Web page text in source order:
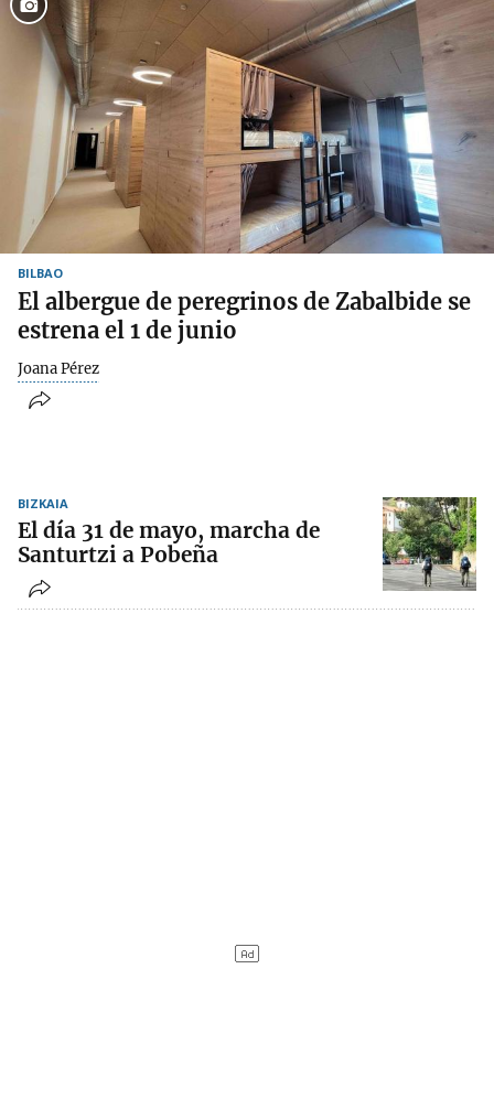
BILBAO
El albergue de peregrinos de Zabalbide se
estrena el 1 de junio
Joana Pérez
BIZKAIA
El día 31 de mayo, marcha de
Santurtzi a Pobeña